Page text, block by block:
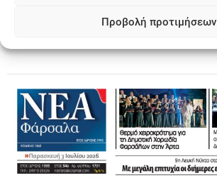
Προβολή προτιμήσεων